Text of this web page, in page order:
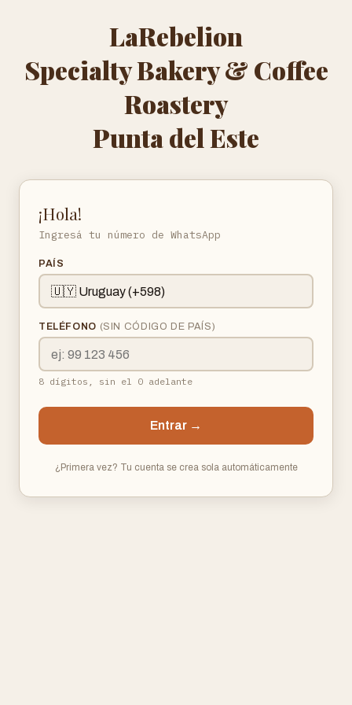
LaRebelion
Specialty Bakery & Coffee
Roastery
Punta del Este
¡Hola!
Ingresá tu número de WhatsApp
PAÍS
TELÉFONO (SIN CÓDIGO DE PAÍS)
8 dígitos, sin el 0 adelante
Entrar →
¿Primera vez? Tu cuenta se crea sola automáticamente